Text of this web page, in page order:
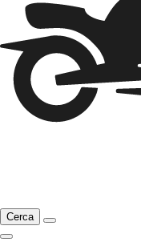
Cerca